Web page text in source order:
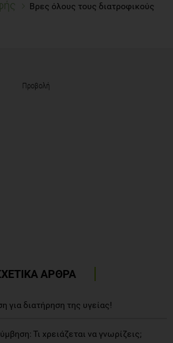
Βρες όλους τους διατροφικούς
Προβολή
ΑΡΘΡΑ
για διατήρηση της υγείας!
Τι χρειάζεται να γνωρίζεις;